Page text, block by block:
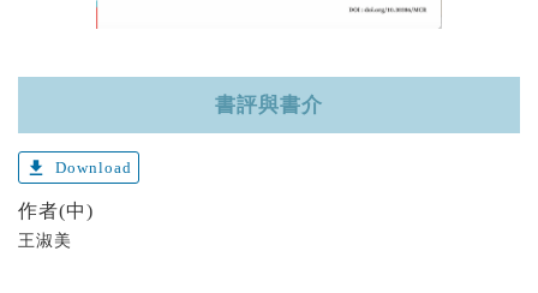
書評與書介
Download
get_app
作者(中)
王淑美